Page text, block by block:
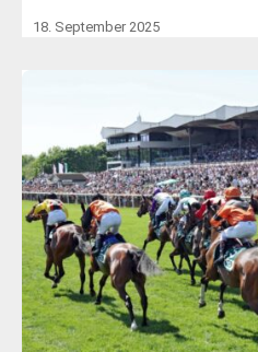
18. September 2025